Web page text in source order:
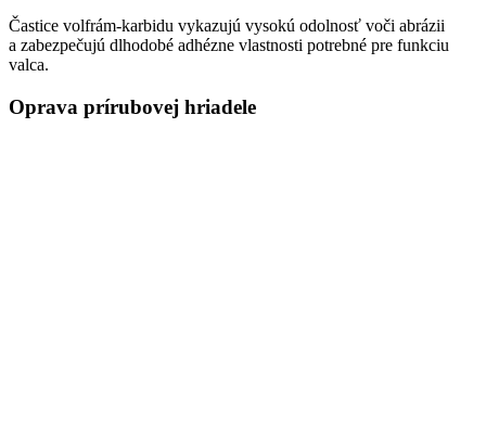
Častice volfrám-karbidu vykazujú vysokú odolnosť voči abrázii
a zabezpečujú dlhodobé adhézne vlastnosti potrebné pre funkciu
valca.
Oprava prírubovej hriadele